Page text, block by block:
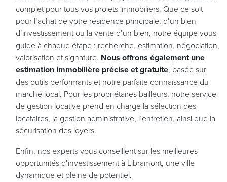
complet pour tous vos projets immobiliers. Que ce soit
pour l’achat de votre résidence principale, d’un bien
d’investissement ou la vente d’un bien, notre équipe vous
guide à chaque étape : recherche, estimation, négociation,
valorisation et signature. Nous offrons également une
estimation immobilière précise et gratuite, basée sur
des outils performants et notre parfaite connaissance du
marché local. Pour les propriétaires bailleurs, notre service
de gestion locative prend en charge la sélection des
locataires, la gestion administrative, l’entretien, ainsi que la
sécurisation des loyers.
Enfin, nos experts vous conseillent sur les meilleures
opportunités d’investissement à Libramont, une ville
dynamique et pleine de potentiel.